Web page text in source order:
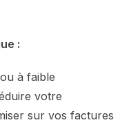
:
à faible
votre
sur vos factures